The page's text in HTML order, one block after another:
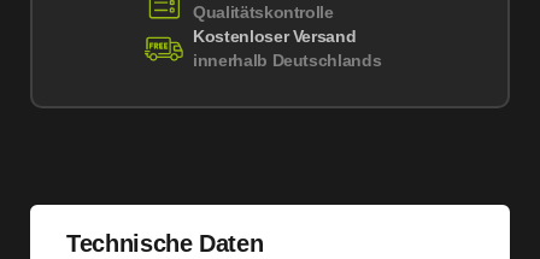
Qualitätskontrolle
Kostenloser Versand
innerhalb Deutschlands
Technische Daten